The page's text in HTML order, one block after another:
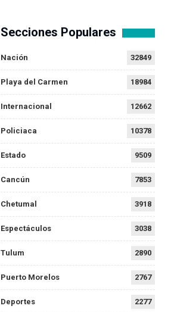
Secciones Populares
Nación 32849
Playa del Carmen 18984
Internacional 12662
Policiaca 10378
Estado 9509
Cancún 7853
Chetumal 3918
Espectáculos 3038
Tulum 2890
Puerto Morelos 2767
Deportes 2277